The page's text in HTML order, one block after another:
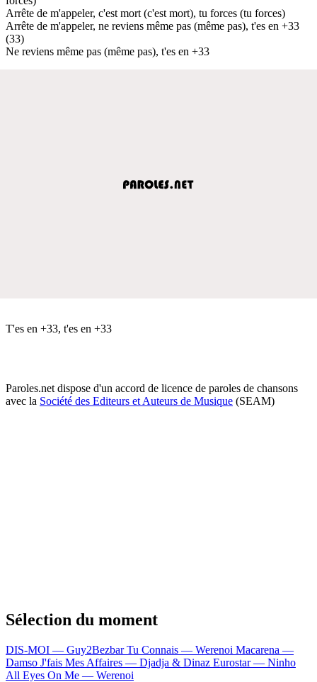
Arrête de m'appeler, c'est mort (c'est mort), tu forces (tu forces)
Arrête de m'appeler, ne reviens même pas (même pas), t'es en +33
(33)
Ne reviens même pas (même pas), t'es en +33
T'es en +33, t'es en +33
Paroles.net dispose d'un accord de licence de paroles de chansons
avec la Société des Editeurs et Auteurs de Musique (SEAM)
Sélection du moment
DIS-MOI — Guy2BezbarTu Connais — Werenoi Macarena —
Damso J'fais Mes Affaires — Djadja & Dinaz Eurostar — Ninho
All Eyes On Me — Werenoi